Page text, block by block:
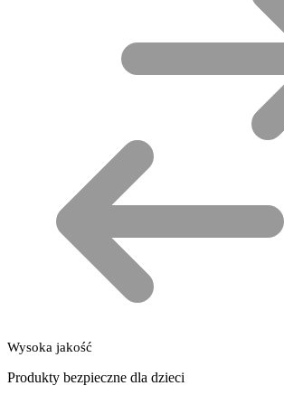
Wysoka jakość
Produkty bezpieczne dla dzieci